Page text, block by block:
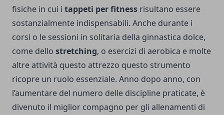
fisiche in cui i tappeti per fitness risultano essere
sostanzialmente indispensabili. Anche durante i
corsi o le sessioni in solitaria della ginnastica dolce,
come dello stretching, o esercizi di aerobica e molte
altre attività questo attrezzo questo strumento
ricopre un ruolo essenziale. Anno dopo anno, con
l’aumentare del numero delle discipline praticate, è
divenuto il miglior compagno per gli allenamenti di